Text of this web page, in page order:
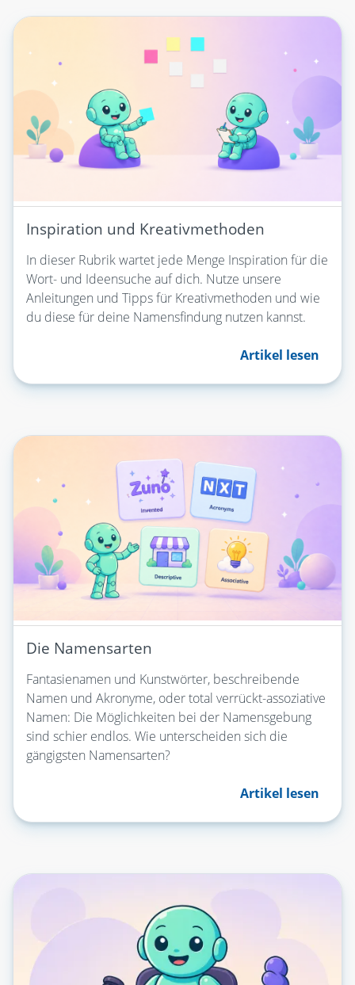
Inspiration und Kreativmethoden
In dieser Rubrik wartet jede Menge Inspiration für die
Wort- und Ideensuche auf dich. Nutze unsere
Anleitungen und Tipps für Kreativmethoden und wie
du diese für deine Namensfindung nutzen kannst.
Artikel lesen
Die Namensarten
Fantasienamen und Kunstwörter, beschreibende
Namen und Akronyme, oder total verrückt-assoziative
Namen: Die Möglichkeiten bei der Namensgebung
sind schier endlos. Wie unterscheiden sich die
gängigsten Namensarten?
Artikel lesen